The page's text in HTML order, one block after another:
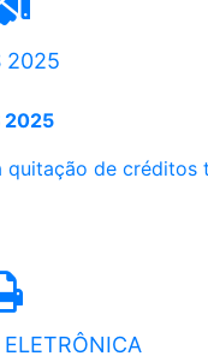
2025
2025
de